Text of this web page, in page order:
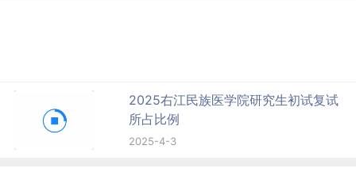
2025右江民族医学院研究生初试复试
所占比例
2025-4-3